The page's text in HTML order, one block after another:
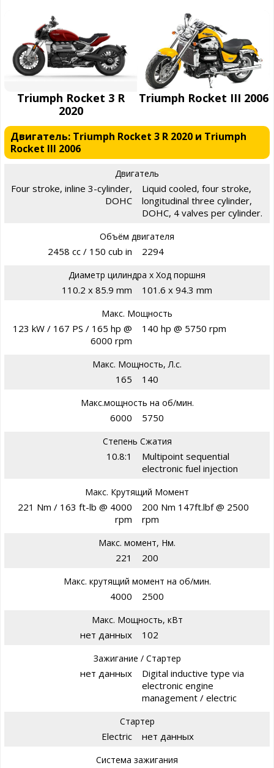
Triumph Rocket 3 R
2020
Triumph Rocket III 2006
Двигатель: Triumph Rocket 3 R 2020 и Triumph
Rocket III 2006
Двигатель
Four stroke, inline 3-cylinder,
DOHC
Liquid cooled, four stroke,
longitudinal three cylinder,
DOHC, 4 valves per cylinder.
Объём двигателя
2458 cc / 150 cub in 2294
Диаметр цилиндра х Ход поршня
110.2 x 85.9 mm 101.6 x 94.3 mm
Макс. Мощность
123 kW / 167 PS / 165 hp @
6000 rpm
140 hp @ 5750 rpm
Макс. Мощность, Л.с.
165 140
Макс.мощность на об/мин.
6000 5750
Степень Сжатия
10.8:1
Multipoint sequential
electronic fuel injection
Макс. Крутящий Момент
221 Nm / 163 ft-lb @ 4000
rpm
200 Nm 147ft.lbf @ 2500
rpm
Макс. момент, Нм.
221 200
Макс. крутящий момент на об/мин.
4000 2500
Макс. Мощность, кВт
нет данных 102
Зажигание / Стартер
нет данных
Digital inductive type via
electronic engine
management / electric
Стартер
Electric нет данных
Система зажигания